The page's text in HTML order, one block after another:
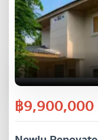
฿9,900,000